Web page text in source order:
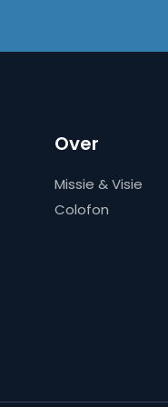
Over
Missie & Visie
Colofon